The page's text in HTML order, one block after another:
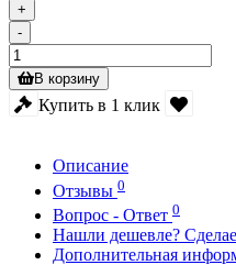
+
-
В корзину
Купить в 1 клик
Описание
Отзывы 0
Вопрос - Ответ 0
Нашли дешевле?
Дополнительная